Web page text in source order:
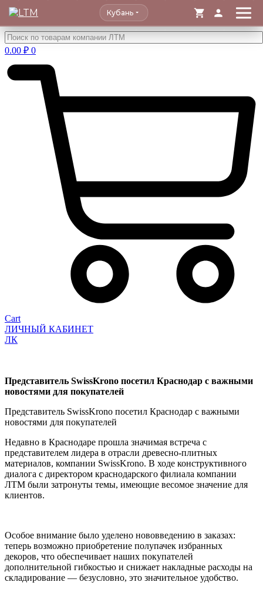
Перейти
к
содержимому
Кубань
0.00 ₽ 0
Cart
ЛИЧНЫЙ КАБИНЕТ
ЛК
Представитель SwissKrono посетил Краснодар с важными
новостями для покупателей
Представитель SwissKrono посетил Краснодар с важными
новостями для покупателей
Недавно в Краснодаре прошла значимая встреча с
представителем лидера в отрасли древесно-плитных
материалов, компании SwissKrono. В ходе конструктивного
диалога с директором краснодарского филиала компании
ЛТМ были затронуты темы, имеющие весомое значение для
клиентов.
Особое внимание было уделено нововведению в заказах:
теперь возможно приобретение полупачек избранных
декоров, что обеспечивает наших покупателей
дополнительной гибкостью и снижает накладные расходы на
складирование — безусловно, это значительное удобство.